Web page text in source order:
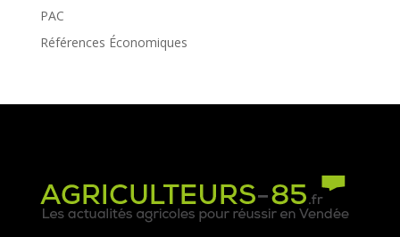
PAC
Références Économiques